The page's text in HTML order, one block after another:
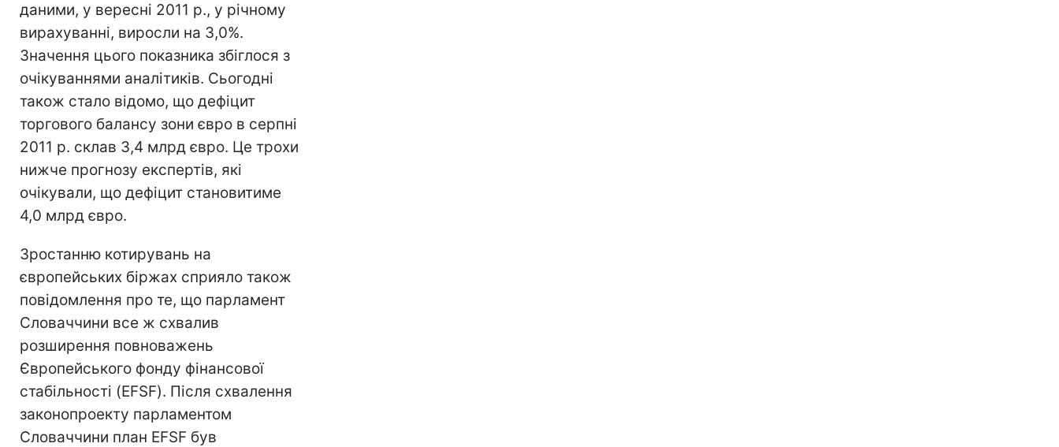
даними, у вересні 2011 р., у річному
вирахуванні, виросли на 3,0%.
Значення цього показника збіглося з
очікуваннями аналітиків. Сьогодні
також стало відомо, що дефіцит
торгового балансу зони євро в серпні
2011 р. склав 3,4 млрд євро. Це трохи
нижче прогнозу експертів, які
очікували, що дефіцит становитиме
4,0 млрд євро.
Зростанню котирувань на
європейських біржах сприяло також
повідомлення про те, що парламент
Словаччини все ж схвалив
розширення повноважень
Європейського фонду фінансової
стабільності (EFSF). Після схвалення
законопроекту парламентом
Словаччини план EFSF був